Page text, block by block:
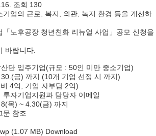
조회 130
기업의 근로, 복지, 외관, 녹지 환경 등을 개선하
「노후공장 청년친화 리뉴얼 사업」공모 신청을
바랍니다.
단 입주기업(규모 : 50인 미만 중소기업)
금) 까지 (10개 기업 선정 시 까지)
4억, 기업 자부담 2억)
자기업지원과 담당자 이메일
목) ~ 4.30(금) 까지
문 참조
(1.07 MB) Download